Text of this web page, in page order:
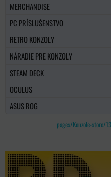
MERCHANDISE
PC PRÍSLUŠENSTVO
RETRO KONZOLY
NÁRADIE PRE KONZOLY
STEAM DECK
OCULUS
ASUS ROG
pages/Konzole-store/